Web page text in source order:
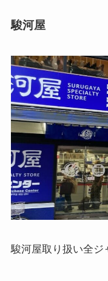
駿河屋
駿河屋取り扱い全ジ